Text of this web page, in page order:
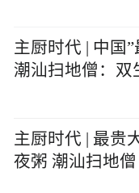
主厨时代 | 中国
潮汕扫地僧：双
主厨时代 | 最贵
夜粥 潮汕扫地